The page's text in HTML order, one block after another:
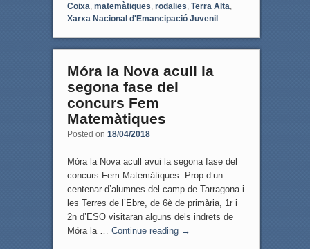
Coixa matemàtiques rodalies Terra Alta
Xarxa Nacional d'Emancipació Juvenil
Móra la Nova acull la
segona fase del
concurs Fem
Matemàtiques
Posted on 18/04/2018
Móra la Nova acull avui la segona fase del
concurs Fem Matemàtiques. Prop d’un
centenar d’alumnes del camp de Tarragona i
les Terres de l’Ebre, de 6è de primària, 1r i
2n d’ESO visitaran alguns dels indrets de
Móra la … Continue reading →